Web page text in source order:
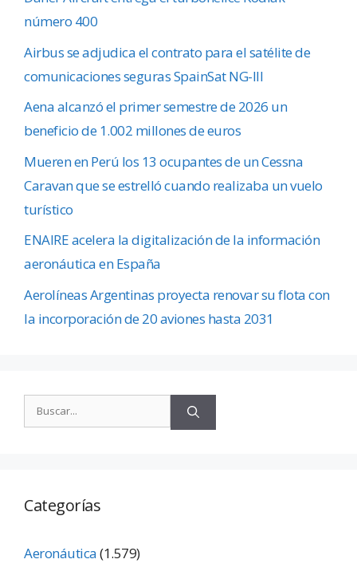
número 400
Airbus se adjudica el contrato para el satélite de
comunicaciones seguras SpainSat NG-III
Aena alcanzó el primer semestre de 2026 un
beneficio de 1.002 millones de euros
Mueren en Perú los 13 ocupantes de un Cessna
Caravan que se estrelló cuando realizaba un vuelo
turístico
ENAIRE acelera la digitalización de la información
aeronáutica en España
Aerolíneas Argentinas proyecta renovar su flota con
la incorporación de 20 aviones hasta 2031
Categorías
Aeronáutica(1.579)